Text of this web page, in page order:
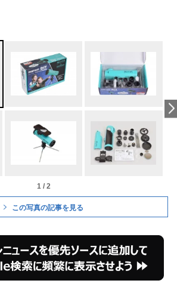
1 / 2
この写真の記事を見る